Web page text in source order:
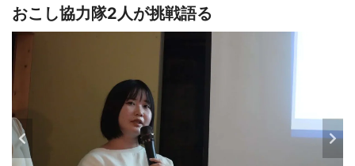
おこし協力隊2人が挑戦語る